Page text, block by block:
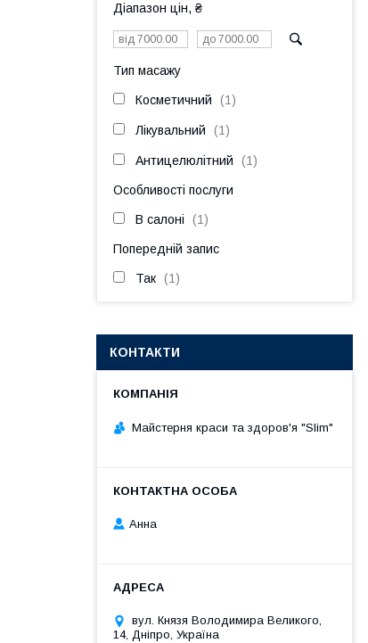
Діапазон цін, ₴
Тип масажу
Косметичний 1
Лікувальний 1
Антицелюлітний 1
Особливості послуги
В салоні 1
Попередній запис
Так 1
КОНТАКТИ
Майстерня краси та здоров'я "Slim"
Анна
вул. Князя Володимира Великого,
14, Дніпро, Україна